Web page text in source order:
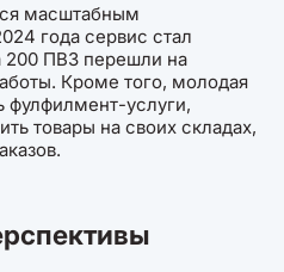
масштабным
года сервис стал
200 ПВЗ перешли на
Кроме того, молодая
фулфилмент-услуги,
товары на своих складах,